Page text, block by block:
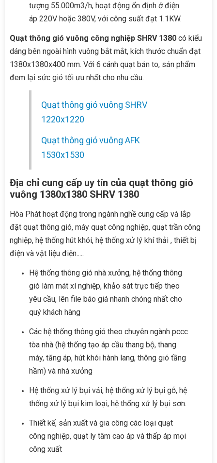
tượng 55.000m3/h, hoạt động ổn định ở điện
áp 220V hoặc 380V, với công suất đạt 1.1KW.
Quạt thông gió vuông công nghiệp SHRV 1380 có kiểu
dáng bên ngoài hình vuông bắt mắt, kích thước chuẩn đạt
1380x1380x400 mm. Với 6 cánh quạt bản to, sản phẩm
đem lại sức gió tối ưu nhất cho nhu cầu.
Quạt thông gió vuông SHRV
1220x1220
Quạt thông gió vuông AFK
1530x1530
Địa chỉ cung cấp uy tín của quạt thông gió
vuông 1380x1380 SHRV 1380
Hòa Phát hoạt động trong ngành nghề cung cấp và lắp
đặt quạt thông gió, máy quạt công nghiệp, quạt trần công
nghiệp, hệ thống hút khói, hệ thống xử lý khí thải , thiết bị
điện và vật liệu điện.....
Hệ thống thông gió nhà xưởng, hệ thống thông
gió làm mát xí nghiệp, khảo sát trực tiếp theo
yêu cầu, lên file báo giá nhanh chóng nhất cho
quý khách hàng
Các hệ thống thông gió theo chuyên ngành pccc
tòa nhà (hệ thống tạo áp cầu thang bộ, thang
máy, tăng áp, hút khói hành lang, thông gió tầng
hầm) và nhà xưởng
Hệ thống xử lý bụi vải, hệ thống xử lý bụi gỗ, hệ
thống xử lý bụi kim loại, hệ thống xử lý bụi sơn.
Thiết kế, sản xuất và gia công các loại quạt
công nghiệp, quạt ly tâm cao áp và thấp áp mọi
công xuất